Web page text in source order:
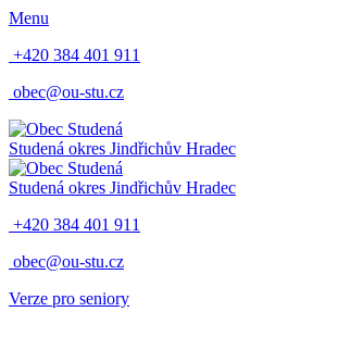
Menu
+420 384 401 911
obec@ou-stu.cz
Studená okres Jindřichův Hradec
Studená okres Jindřichův Hradec
+420 384 401 911
obec@ou-stu.cz
Verze pro seniory